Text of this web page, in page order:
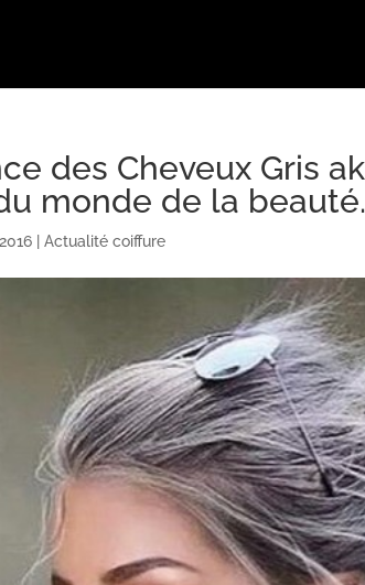
des Cheveux Gris
monde de la beauté.
|Actualité coiffure